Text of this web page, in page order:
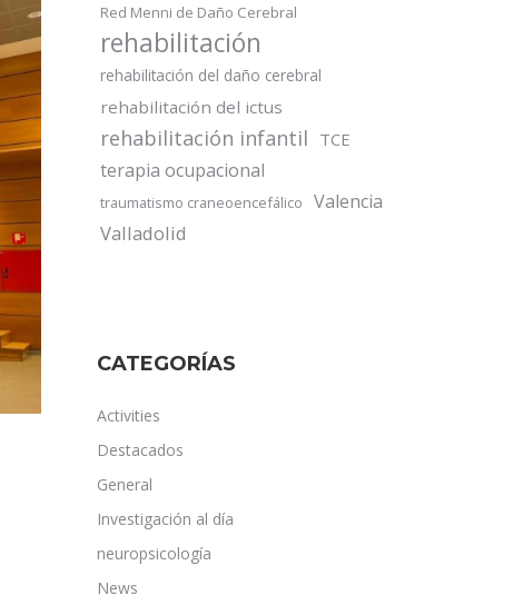
Red Menni de Daño Cerebral
rehabilitación
rehabilitación del daño cerebral
rehabilitación del ictus
rehabilitación infantil TCE
terapia ocupacional
traumatismo craneoencefálico Valencia
Valladolid
CATEGORÍAS
Activities
Destacados
General
Investigación al día
neuropsicología
News